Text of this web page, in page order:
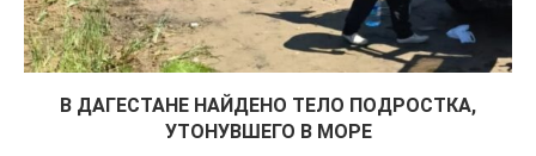
В ДАГЕСТАНЕ НАЙДЕНО ТЕЛО ПОДРОСТКА,
УТОНУВШЕГО В МОРЕ